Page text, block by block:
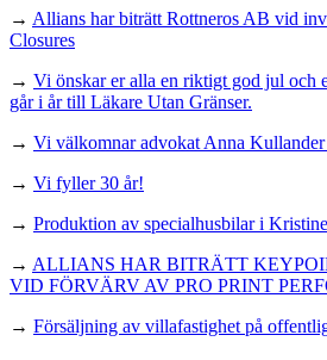
→ Allians har biträtt Rottneros AB vid
Closures
→ Vi önskar er alla en riktigt god jul och
går i år till Läkare Utan Gränser.
→ Vi välkomnar advokat Anna
→ Vi fyller 30 år!
→ Produktion av specialhusbilar i
→ ALLIANS HAR BITRÄTT
VID FÖRVÄRV AV PRO PRINT
→ Försäljning av villafastighet på